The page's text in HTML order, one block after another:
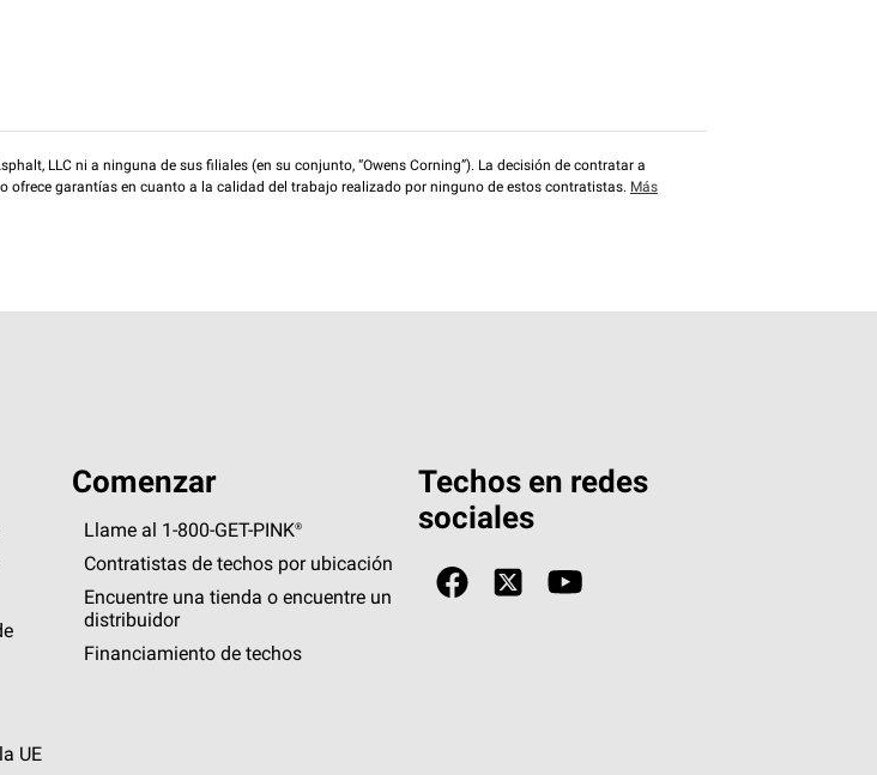
LLC ni a ninguna de sus filiales (en su conjunto, “Owens Corning”). La decisión de contratar a
garantías en cuanto a la calidad del trabajo realizado por ninguno de estos contratistas. Más
UE
Comenzar
Llame al 1-800-GET -PINK®
Contratistas de techos por ubicación
Encuentre una tienda o encuentre un
distribuidor
Financiamiento de techos
Techos en redes
sociales